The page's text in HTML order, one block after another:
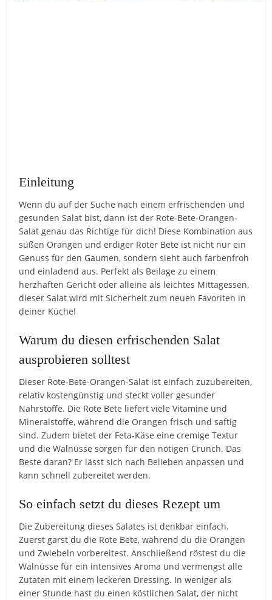
Einleitung
Wenn du auf der Suche nach einem erfrischenden und
gesunden Salat bist, dann ist der Rote-Bete-Orangen-
Salat genau das Richtige für dich! Diese Kombination aus
süßen Orangen und erdiger Roter Bete ist nicht nur ein
Genuss für den Gaumen, sondern sieht auch farbenfroh
und einladend aus. Perfekt als Beilage zu einem
herzhaften Gericht oder alleine als leichtes Mittagessen,
dieser Salat wird mit Sicherheit zum neuen Favoriten in
deiner Küche!
Warum du diesen erfrischenden Salat
ausprobieren solltest
Dieser Rote-Bete-Orangen-Salat ist einfach zuzubereiten,
relativ kostengünstig und steckt voller gesunder
Nährstoffe. Die Rote Bete liefert viele Vitamine und
Mineralstoffe, während die Orangen frisch und saftig
sind. Zudem bietet der Feta-Käse eine cremige Textur
und die Walnüsse sorgen für den nötigen Crunch. Das
Beste daran? Er lässt sich nach Belieben anpassen und
kann schnell zubereitet werden.
So einfach setzt du dieses Rezept um
Die Zubereitung dieses Salates ist denkbar einfach.
Zuerst garst du die Rote Bete, während du die Orangen
und Zwiebeln vorbereitest. Anschließend röstest du die
Walnüsse für ein intensives Aroma und vermengst alle
Zutaten mit einem leckeren Dressing. In weniger als
einer Stunde hast du einen köstlichen Salat, der nicht